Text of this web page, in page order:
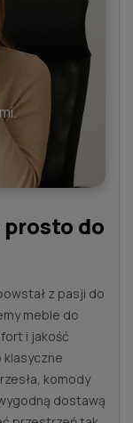
do
z pasji do
meble do
i jakość
klasyczne
komody
dostawą